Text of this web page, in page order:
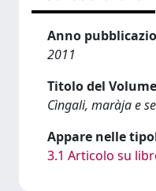
Anno
2011
Titolo del Volume
Cìngali, maràja e
Appare nelle
3.1 Articolo su